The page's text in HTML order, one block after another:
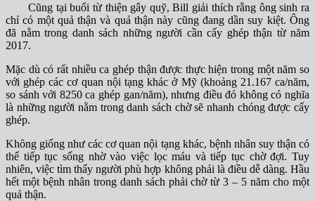
Cũng tại buổi từ thiện gây quỹ, Bill giải thích rằng ông sinh ra
chỉ có một quả thận và quả thận này cũng đang dần suy kiệt. Ông
đã nằm trong danh sách những người cần cấy ghép thận từ năm
2017.
Mặc dù có rất nhiều ca ghép thận được thực hiện trong một năm so
với ghép các cơ quan nội tạng khác ở Mỹ (khoảng 21.167 ca/năm,
so sánh với 8250 ca ghép gan/năm), nhưng điều đó không có nghĩa
là những người nằm trong danh sách chờ sẽ nhanh chóng được cấy
ghép.
Không giống như các cơ quan nội tạng khác, bệnh nhân suy thận có
thể tiếp tục sống nhờ vào việc lọc máu và tiếp tục chờ đợi. Tuy
nhiên, việc tìm thấy người phù hợp không phải là điều dễ dàng. Hầu
hết một bệnh nhân trong danh sách phải chờ từ 3 – 5 năm cho một
quả thận.